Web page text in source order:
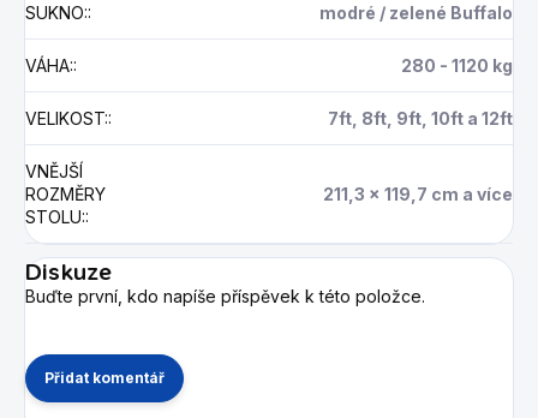
SUKNO:: modré / zelené Buffalo
VÁHA:: 280 - 1120 kg
VELIKOST:: 7ft, 8ft, 9ft, 10ft a 12ft
VNĚJŠÍ
ROZMĚRY
STOLU::
211,3 x 119,7 cm a více
Diskuze
Buďte první, kdo napíše příspěvek k této položce.
Přidat komentář